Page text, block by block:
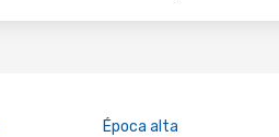
Época alta